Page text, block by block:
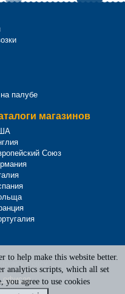
палубе
магазинов
Союз
Privacy Policy
офисов
to help make this website better.
analytics scripts, which all set
you agree to use cookies